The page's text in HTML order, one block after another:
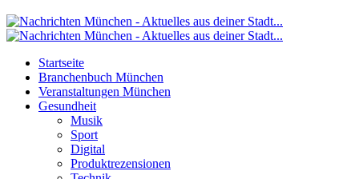
Startseite
Branchenbuch München
Veranstaltungen München
Gesundheit
Musik
Sport
Digital
Produktrezensionen